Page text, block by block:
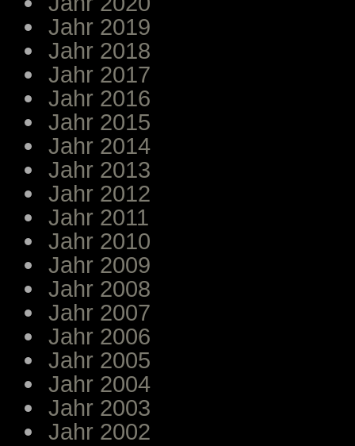
Jahr 2019
Jahr 2018
Jahr 2017
Jahr 2016
Jahr 2015
Jahr 2014
Jahr 2013
Jahr 2012
Jahr 2011
Jahr 2010
Jahr 2009
Jahr 2008
Jahr 2007
Jahr 2006
Jahr 2005
Jahr 2004
Jahr 2003
Jahr 2002